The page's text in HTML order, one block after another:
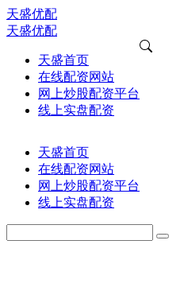
天盛优配
天盛优配
天盛首页
在线配资网站
网上炒股配资平台
线上实盘配资
天盛首页
在线配资网站
网上炒股配资平台
线上实盘配资